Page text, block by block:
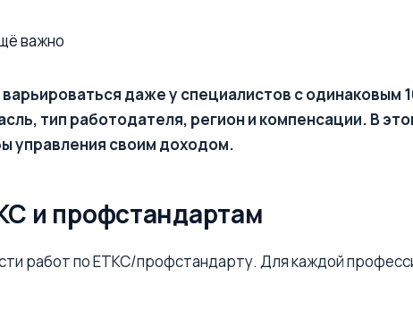
даже у специалистов с
тип работодателя, регион и компенсации. В
управления своим доходом.
и профстандартам
работ по ЕТКС/профстандарту. Для каждой